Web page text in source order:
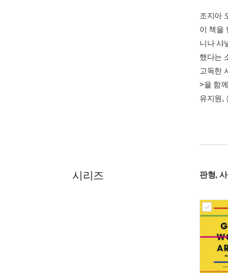
조지아
이 책을
니나 샤
했다는
고독한
>을 함
유지원,
시리즈 판형,